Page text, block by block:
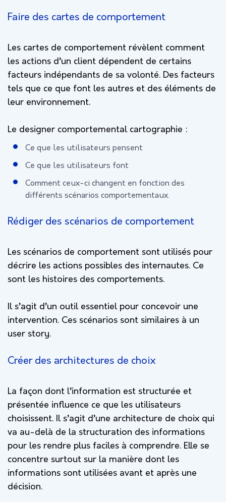
Faire des cartes de comportement
Les cartes de comportement révèlent comment
les actions d’un client dépendent de certains
facteurs indépendants de sa volonté. Des facteurs
tels que ce que font les autres et des éléments de
leur environnement.
Le designer comportemental cartographie :
Ce que les utilisateurs pensent
Ce que les utilisateurs font
Comment ceux-ci changent en fonction des
différents scénarios comportementaux.
Rédiger des scénarios de comportement
Les scénarios de comportement sont utilisés pour
décrire les actions possibles des internautes. Ce
sont les histoires des comportements.
Il s’agit d’un outil essentiel pour concevoir une
intervention. Ces scénarios sont similaires à un
user story.
Créer des architectures de choix
La façon dont l’information est structurée et
présentée influence ce que les utilisateurs
choisissent. Il s’agit d’une architecture de choix qui
va au-delà de la structuration des informations
pour les rendre plus faciles à comprendre. Elle se
concentre surtout sur la manière dont les
informations sont utilisées avant et après une
décision.